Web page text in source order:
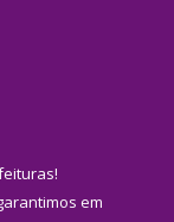
!
em